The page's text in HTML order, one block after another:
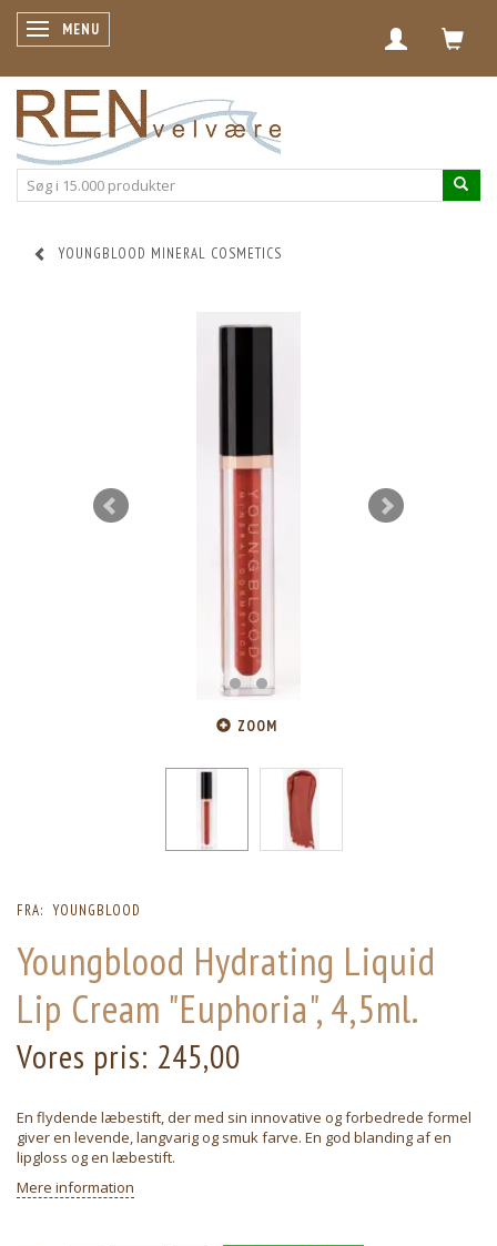
SKIFTE NAVIGATION
MENU
YOUNGBLOOD MINERAL COSMETICS
ZOOM
FRA: YOUNGBLOOD
Youngblood Hydrating Liquid
Lip Cream "Euphoria", 4,5ml.
Vores pris: 245,00
En flydende læbestift, der med sin innovative og forbedrede formel
giver en levende, langvarig og smuk farve. En god blanding af en
lipgloss og en læbestift.
Mere information